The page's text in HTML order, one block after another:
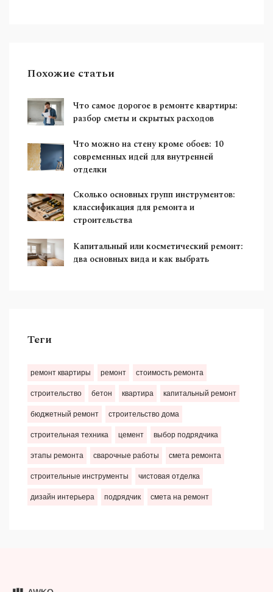
Похожие статьи
Что самое дорогое в ремонте квартиры:
разбор сметы и скрытых расходов
Что можно на стену кроме обоев: 10
современных идей для внутренней
отделки
Сколько основных групп инструментов:
классификация для ремонта и
строительства
Капитальный или косметический ремонт:
два основных вида и как выбрать
Теги
ремонт квартиры ремонт стоимость ремонта
строительство бетон квартира капитальный ремонт
бюджетный ремонт строительство дома
строительная техника цемент выбор подрядчика
этапы ремонта сварочные работы смета ремонта
строительные инструменты чистовая отделка
дизайн интерьера подрядчик смета на ремонт